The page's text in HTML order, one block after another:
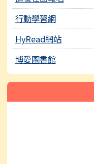
行動學習網
HyRead網站
博愛圖書館